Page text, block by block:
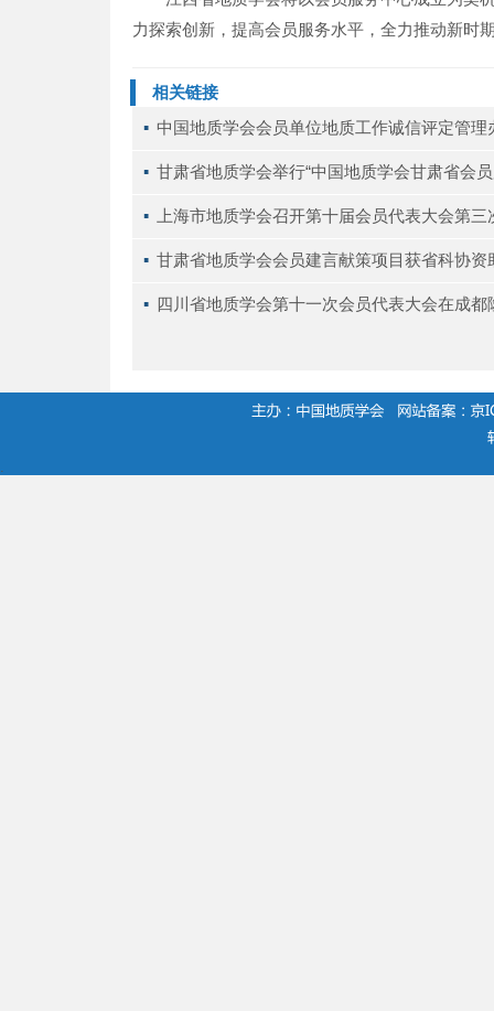
力探索创新，提高会员服务水平，全力推动新时
相关链接
▪ 中国地质学会会员单位地质工作诚信评定管理
▪ 甘肃省地质学会举行“中国地质学会甘肃省会
▪ 上海市地质学会召开第十届会员代表大会第
▪ 甘肃省地质学会会员建言献策项目获省科协资
▪ 四川省地质学会第十一次会员代表大会在成都
.